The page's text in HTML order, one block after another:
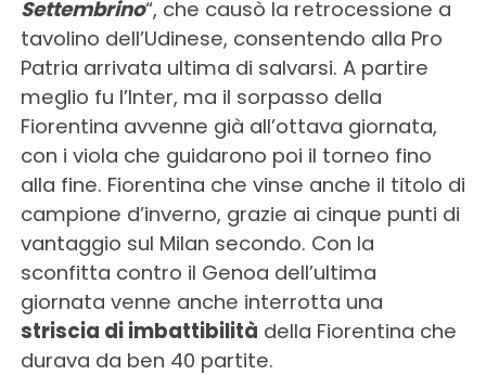
Settembrino“, che causò la retrocessione a
tavolino dell’Udinese, consentendo alla Pro
Patria arrivata ultima di salvarsi. A partire
meglio fu l’Inter, ma il sorpasso della
Fiorentina avvenne già all’ottava giornata,
con i viola che guidarono poi il torneo fino
alla fine. Fiorentina che vinse anche il titolo di
campione d’inverno, grazie ai cinque punti di
vantaggio sul Milan secondo. Con la
sconfitta contro il Genoa dell’ultima
giornata venne anche interrotta una
striscia di imbattibilità della Fiorentina che
durava da ben 40 partite.